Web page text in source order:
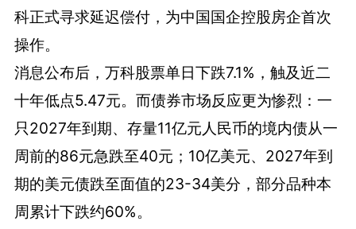
科正式寻求延迟偿付，为中国国企控股房企首次
操作。
消息公布后，万科股票单日下跌7.1%，触及近二
十年低点5.47元。而债券市场反应更为惨烈：一
只2027年到期、存量11亿元人民币的境内债从一
周前的86元急跌至40元；10亿美元、2027年到
期的美元债跌至面值的23-34美分，部分品种本
周累计下跌约60%。